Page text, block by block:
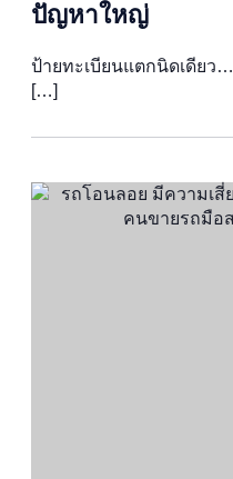
ปัญหาใหญ่
ป้ายทะเบียนแตกนิดเดียว
[…]